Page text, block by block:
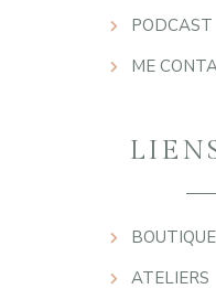
PODCAST
ME
BOUTIQUE
ATELIERS